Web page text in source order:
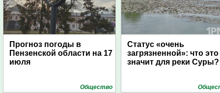
Прогноз погоды в
Пензенской области на 17
июля
Общество
Статус «очень
загрязненной»: что это
значит для реки Суры?